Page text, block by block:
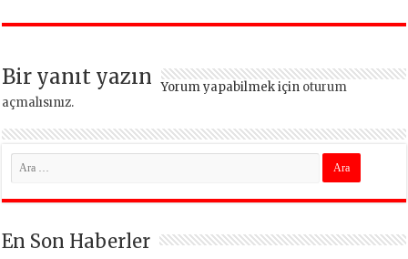
İlgi Gördü!..
heyelan sonrası
Bir yanıt yazın Yorum yapabilmek için oturum
açmalısınız.
En Son Haberler